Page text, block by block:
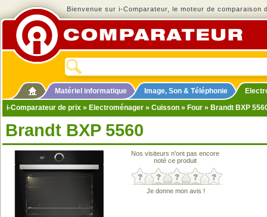
Bienvenue sur i-Comparateur, le moteur de comparaison
Matériel informatique Image, Son & Téléphonie
i-Comparateur de prix » Electroménager » Cuisson » Four » Brandt BXP
Brandt BXP 5560
Nos visiteurs n'ont pas encore
noté ce produit
Je donne mon avis !